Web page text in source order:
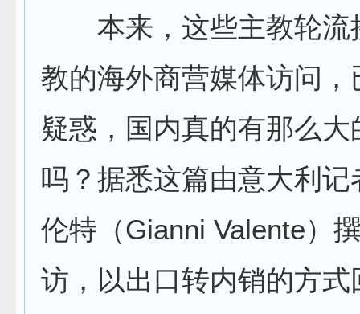
本来，这些主教轮流
教的海外商营媒体访问，
疑惑，国内真的有那么大
吗？据悉这篇由意大利记
伦特（Gianni Valente）
访，以出口转内销的方式